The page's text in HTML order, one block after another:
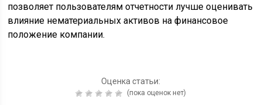
позволяет пользователям отчетности лучше оценивать
влияние нематериальных активов на финансовое
положение компании.
Оценка статьи:
(пока оценок нет)